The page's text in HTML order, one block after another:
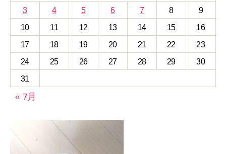
3
4 5 6 7 8
9
10
11 12 13 14 15
16
17
18 19 20 21 22
23
24
25 26 27 28 29
30
31
« 7月